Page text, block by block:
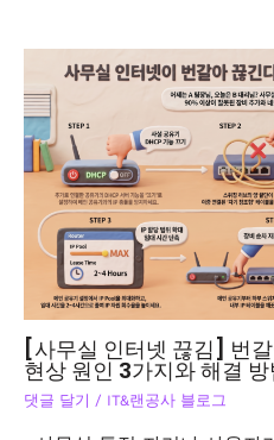
[사무실 인터넷 끊김] 번
현상 원인 3가지와 해결
댓글 달기 / IT&랜공사 블로그